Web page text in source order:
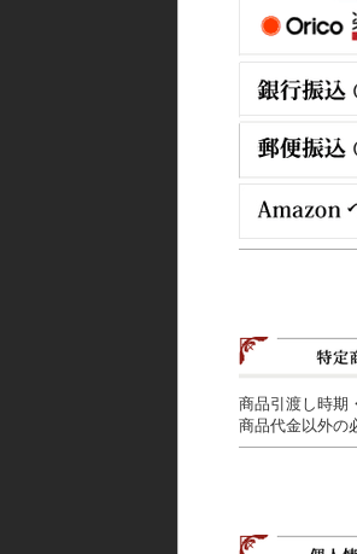
商品引渡し時期
商品代金以外の